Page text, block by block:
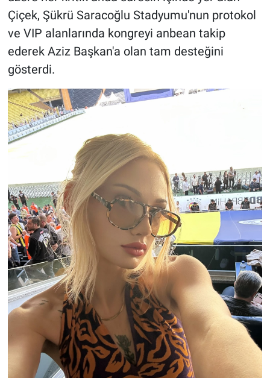
Çiçek, Şükrü Saracoğlu Stadyumu'nun protokol
ve VIP alanlarında kongreyi anbean takip
ederek Aziz Başkan'a olan tam desteğini
gösterdi.